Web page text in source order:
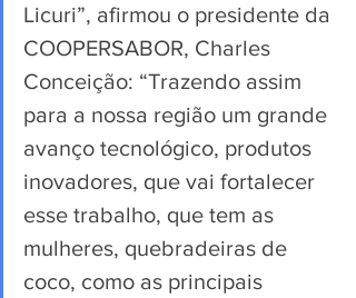
Licuri”, afirmou o presidente da
COOPERSABOR, Charles
Conceição: “Trazendo assim
para a nossa região um grande
avanço tecnológico, produtos
inovadores, que vai fortalecer
esse trabalho, que tem as
mulheres, quebradeiras de
coco, como as principais